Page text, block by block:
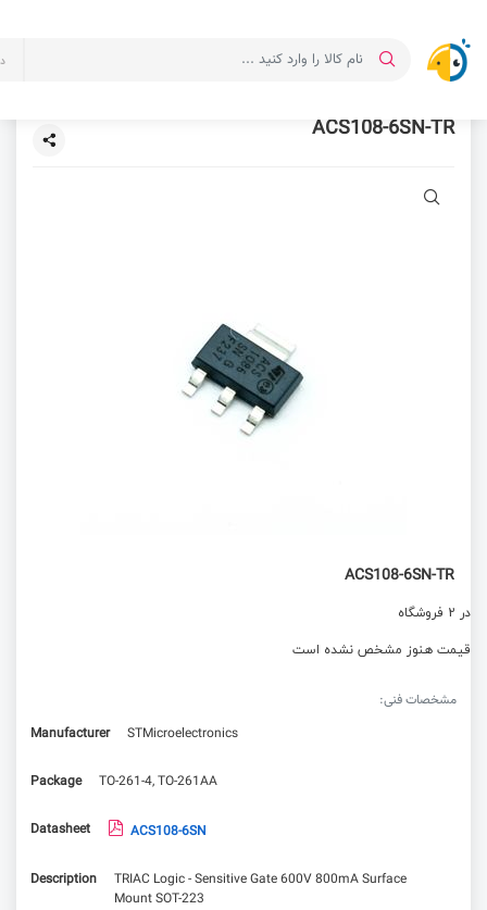
ACS108-6SN-TR
ACS108-6SN-TR
در 2 فروشگاه
قیمت هنوز مشخص نشده است
مشخصات فنی:
Manufacturer
STMicroelectronics
Package TO-261-4, TO-261AA
Datasheet ACS108-6SN
Description
TRIAC Logic - Sensitive Gate 600V 800mA Surface
Mount SOT-223